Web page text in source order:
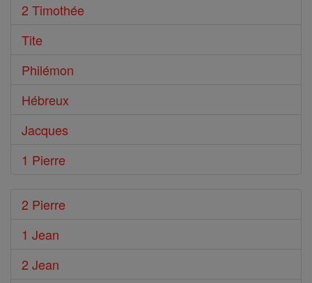
2 Timothée
Tite
Philémon
Hébreux
Jacques
1 Pierre
2 Pierre
1 Jean
2 Jean